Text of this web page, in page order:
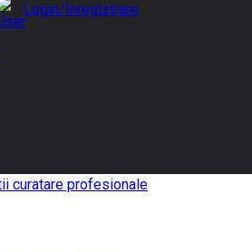
Login/Inregistrare